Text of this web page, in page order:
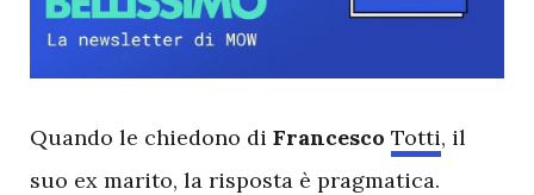
Quando le chiedono di Francesco Totti, il
suo ex marito, la risposta è pragmatica.